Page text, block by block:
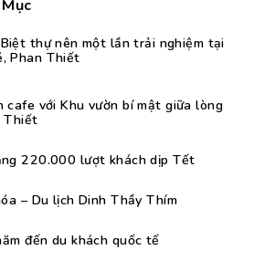
thự nên một lần trải nghiệm tại
Phan Thiết
cafe với Khu vườn bí mật giữa lòng
Thiết
220.000 lượt khách dịp Tết
– Du lịch Dinh Thầy Thím
đến du khách quốc tế